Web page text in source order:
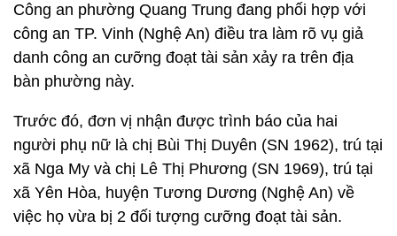
Công an phường Quang Trung đang phối hợp với
công an TP. Vinh (Nghệ An) điều tra làm rõ vụ giả
danh công an cưỡng đoạt tài sản xảy ra trên địa
bàn phường này.
Trước đó, đơn vị nhận được trình báo của hai
người phụ nữ là chị Bùi Thị Duyên (SN 1962), trú tại
xã Nga My và chị Lê Thị Phương (SN 1969), trú tại
xã Yên Hòa, huyện Tương Dương (Nghệ An) về
việc họ vừa bị 2 đối tượng cưỡng đoạt tài sản.